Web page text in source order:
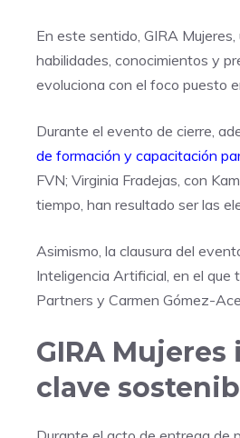
En este sentido, GIRA
habilidades, conocimientos y
evoluciona con el foco puesto
Durante el evento de cierre,
de formación y capacitación
FVN; Virginia Fradejas, con
tiempo, han resultado ser las
Asimismo, la clausura del
Inteligencia Artificial, en el que
Partners y Carmen Gómez-
GIRA
clave